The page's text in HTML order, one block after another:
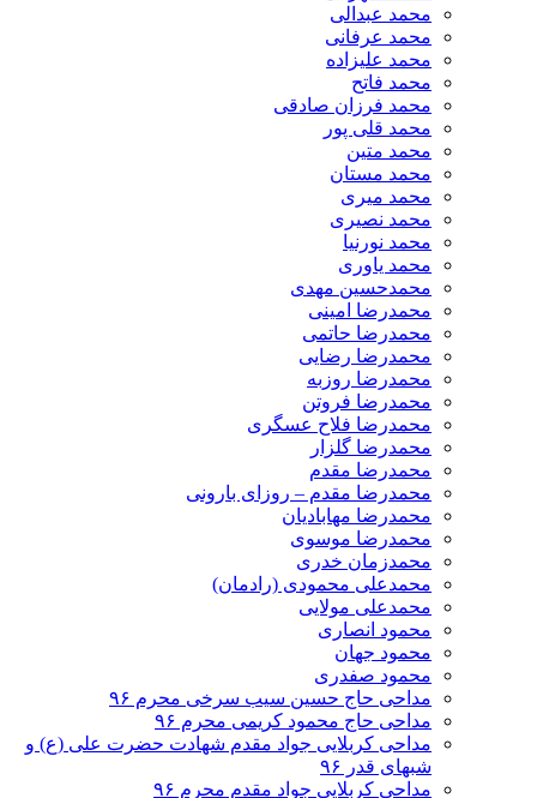
محمد عبدالی
محمد عرفانی
محمد علیزاده
محمد فاتح
محمد فرزان صادقی
محمد قلی پور
محمد متین
محمد مستان
محمد میری
محمد نصیری
محمد نورنیا
محمد یاوری
محمدحسین مهدی
محمدرضا امینی
محمدرضا حاتمی
محمدرضا رضایی
محمدرضا روزبه
محمدرضا فروتن
محمدرضا فلاح عسگری
محمدرضا گلزار
محمدرضا مقدم
محمدرضا مقدم – روزای بارونی
محمدرضا مهابادیان
محمدرضا موسوی
محمدزمان خدری
محمدعلی محمودی (رادمان)
محمدعلی مولایی
محمود انصاری
محمود جهان
محمود صفدری
مداحی حاج حسین سیب سرخی محرم ۹۶
مداحی حاج محمود کریمی محرم ۹۶
مداحی کربلایی جواد مقدم شهادت حضرت علی (ع) و
شبهای قدر ۹۶
مداحی کربلایی جواد مقدم محرم ۹۶